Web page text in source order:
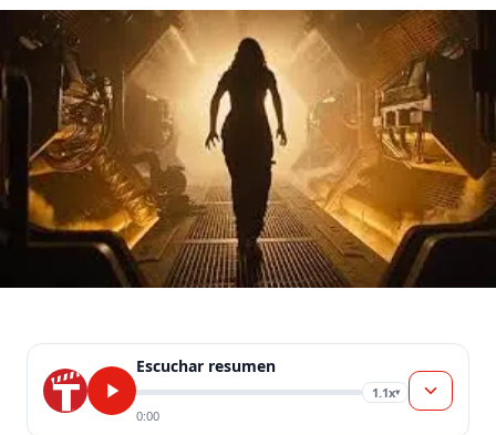
The Walt Disney Company, lo que permitió […]
Escuchar resumen
1.1x▾
0:00